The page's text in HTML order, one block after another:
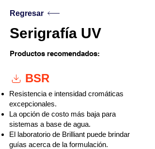
Regresar
Serigrafía UV
Productos recomendados:
BSR
Resistencia e intensidad cromáticas
excepcionales.
La opción de costo más baja para
sistemas a base de agua.
El laboratorio de Brilliant puede brindar
guías acerca de la formulación.